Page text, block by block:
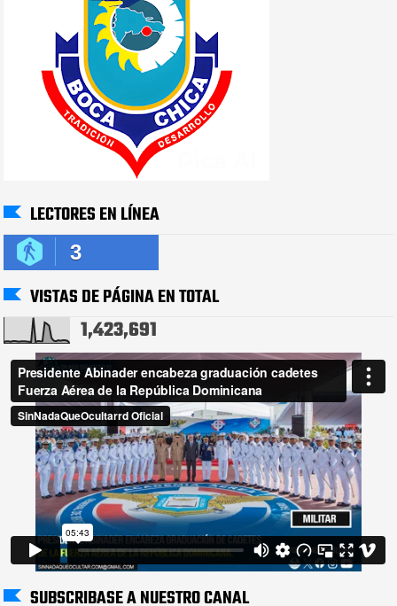
LECTORES EN LÍNEA
3
VISTAS DE PÁGINA EN TOTAL
1,423,691
SUBSCRIBASE A NUESTRO CANAL